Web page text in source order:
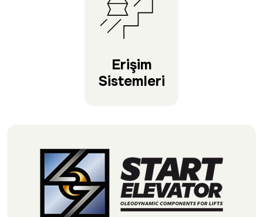
Erişim
Sistemleri